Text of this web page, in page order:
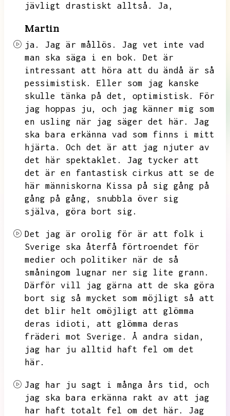
jävligt drastiskt alltså.
Ja,
Martin
ja. Jag är mållös.
Jag vet inte vad
man ska säga i en bok.
Det är
intressant att höra att du ändå är så
pessimistisk.
Eller som jag kanske
skulle tänka på det,
optimistisk.
För
jag hoppas ju,
och jag känner mig som
en usling när jag säger det här.
Jag
ska bara erkänna vad som finns i mitt
hjärta.
Och det är att jag njuter av
det här spektaklet.
Jag tycker att
det är en fantastisk cirkus att se de
här människorna Kissa på sig gång på
gång på gång,
snubbla över sig
själva,
göra bort sig.
Det jag är orolig för är att folk i
Sverige ska återfå förtroendet för
medier och politiker när de så
småningom lugnar ner sig lite grann.
Därför vill jag gärna att de ska göra
bort sig så mycket som möjligt så att
det blir helt omöjligt att glömma
deras idioti,
att glömma deras
fräderi mot Sverige.
Å andra sidan,
jag har ju alltid haft fel om det
här.
Jag har ju sagt i många års tid,
och
jag ska bara erkänna rakt av att jag
har haft totalt fel om det här.
Jag